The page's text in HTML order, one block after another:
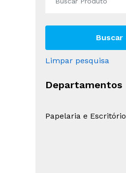
Buscar
Limpar pesquisa
Departamentos
Papelaria e Escritório